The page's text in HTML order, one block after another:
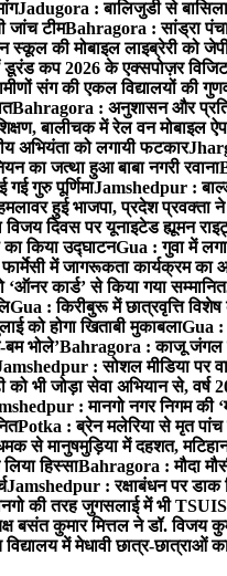
Jadugora : बालिजुडी से
जांच टीमBahragora : सांड्रा
स्कूल की मोबाइल लाइब्रेरी को
कप 2026 के एक्सपोज़र विजिट
संग की एकल विद्यालयों की
Bahragora : अनुशासन और
बालीचक में रेल वन मोबाइल
अभियंता को लगायी फटकार
का जत्था हुआ बाबा नगरी रवाना
गुरु पूर्णिमाJamshedpur :
हुई भाजपा, प्रदेश प्रवक्ता
दिवस पर यूनाइटेड ह्यूमन
किया उद्घाटनGua : गुवा में
में जागरूकता कार्यक्रम का
‘ऑनर कार्ड’ से किया गया सम्मानित
Gua : किरीबुरू में छात्रवृत्ति
को होगा खिताबी मुकाबलाGua :
भोले’Bahragora : काजू जंगल में
: सोशल मीडिया पर
जोड़ा सेवा अभियान से, वर्ष
: मानगो नगर निगम की
Potka : ब्रेन मलेरिया से मृत पांच
से मानुषमुड़िया में दहशत,
हिस्साBahragora : मौदा
Jamshedpur : रक्षाबंधन पर
की तरह जुगसलाई में भी
कुमार मित्तल ने डॉ. विजय
में मेधावी छात्र-छात्राओं